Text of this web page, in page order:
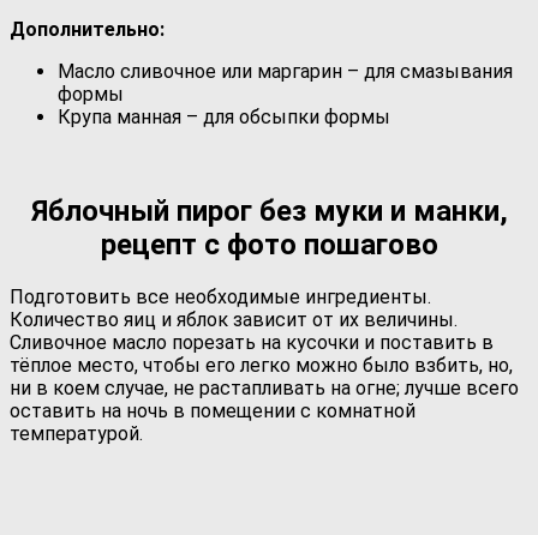
Дополнительно:
Масло сливочное или маргарин – для смазывания
формы
Крупа манная – для обсыпки формы
Яблочный пирог без муки и манки,
рецепт с фото пошагово
Подготовить все необходимые ингредиенты.
Количество яиц и яблок зависит от их величины.
Сливочное масло порезать на кусочки и поставить в
тёплое место, чтобы его легко можно было взбить, но,
ни в коем случае, не растапливать на огне; лучше всего
оставить на ночь в помещении с комнатной
температурой.